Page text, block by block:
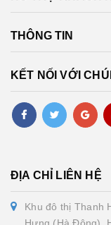
THÔNG TIN
KẾT NỐI VỚI
ĐỊA CHỈ LIÊN HỆ
Khu đô thị Thanh